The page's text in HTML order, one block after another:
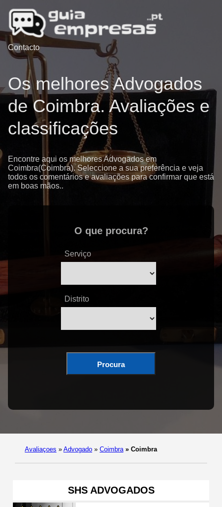
Contacto
Os melhores Advogados
de Coimbra. Avaliações e
classificações
Encontre aqui os melhores Advogados em
Coimbra(Coimbra). Seleccione a sua preferência e veja
todos os comentários e avaliações para confirmar que está
em boas mãos..
O que procura?
Serviço
Distrito
Procura
Avaliaçoes » Advogado » Coimbra » Coimbra
SHS ADVOGADOS